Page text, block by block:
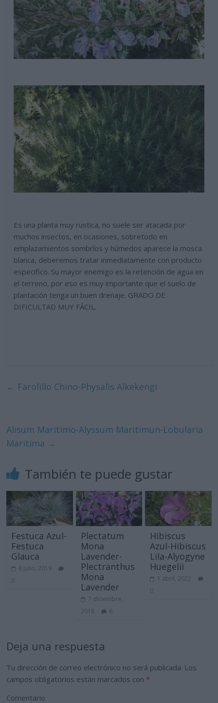
Es una planta muy rustica, no suele ser atacada por
muchos insectos, en ocasiones, sobretodo en
emplazamientos sombríos y húmedos aparece la mosca
blanca, deberemos tratar inmediatamente con producto
especifico. Su mayor enemigo es la retención de agua en
el terreno, por eso es muy importante que el suelo de
plantación tenga un buen drenaje. GRADO DE
DIFICULTAD MUY FÁCIL.
← Farolillo Chino-Physalis Alkekengi
Alisum Maritimo-Alyssum Maritimun-Lobularia
Maritima →
También te puede gustar
Festuca Azul-
Festuca
Glauca
8 julio, 2019
0
Plectatum
Mona
Lavender-
Plectranthus
Mona
Lavender
7 diciembre,
2018
6
Hibiscus
Azul-Hibiscus
Lila-Alyogyne
Huegelii
1 abril, 2022
0
Deja una respuesta
Tu dirección de correo electrónico no será publicada. Los
campos obligatorios están marcados con *
Comentario